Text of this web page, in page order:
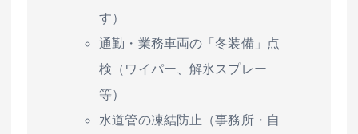
す）
通勤・業務車両の「冬装備」点
検（ワイパー、解氷スプレー
等）
水道管の凍結防止（事務所・自